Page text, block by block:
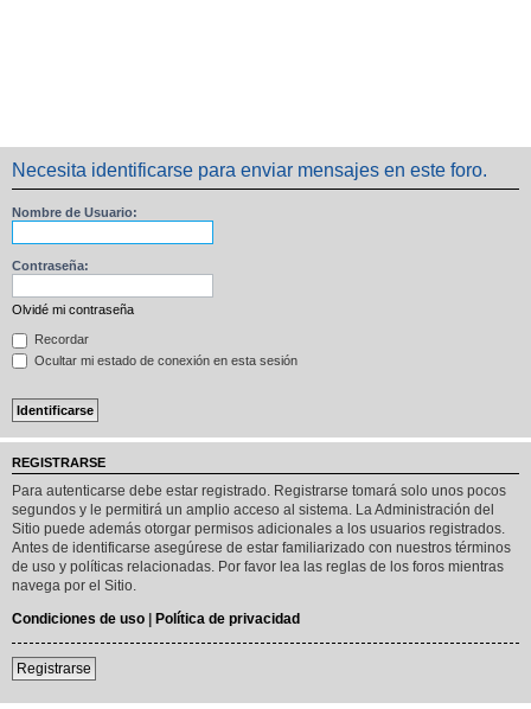
Necesita identificarse para enviar mensajes en este foro.
Nombre de Usuario:
Contraseña:
Olvidé mi contraseña
Recordar
Ocultar mi estado de conexión en esta sesión
REGISTRARSE
Para autenticarse debe estar registrado. Registrarse tomará solo unos pocos
segundos y le permitirá un amplio acceso al sistema. La Administración del
Sitio puede además otorgar permisos adicionales a los usuarios registrados.
Antes de identificarse asegúrese de estar familiarizado con nuestros términos
de uso y políticas relacionadas. Por favor lea las reglas de los foros mientras
navega por el Sitio.
Condiciones de uso | Política de privacidad
Registrarse